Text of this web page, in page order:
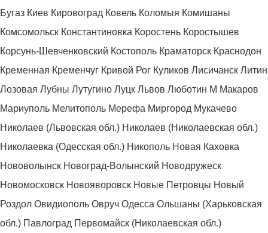
Бугаз Киев Кировоград Ковель Коломыя Комишаны
Комсомольск Константиновка Коростень Коростышев
Корсунь-Шевченковский Костополь Краматорск Краснодон
Кременная Кременчуг Кривой Рог Куликов Лисичанск Литин
Лозовая Лубны Лутугино Луцк Львов Люботин М Макаров
Мариуполь Мелитополь Мерефа Миргород Мукачево
Николаев (Львовская обл.) Николаев (Николаевская обл.)
Николаевка (Одесская обл.) Никополь Новая Каховка
Нововолынск Новоград-Волынский Новодружеск
Новомосковск Новояворовск Новые Петровцы Новый
Роздол Овидиополь Овруч Одесса Ольшаны (Харьковская
обл.) Павлоград Первомайск (Николаевская обл.)